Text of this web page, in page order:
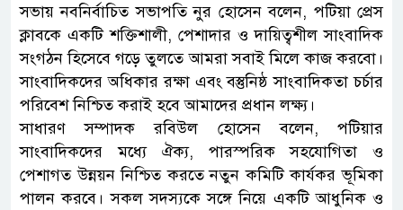
সভায় নবনির্বাচিত সভাপতি নুর হোসেন বলেন, পটিয়া প্রেস
ক্লাবকে একটি শক্তিশালী, পেশাদার ও দায়িত্বশীল সাংবাদিক
সংগঠন হিসেবে গড়ে তুলতে আমরা সবাই মিলে কাজ করবো।
সাংবাদিকদের অধিকার রক্ষা এবং বস্তুনিষ্ঠ সাংবাদিকতা চর্চার
পরিবেশ নিশ্চিত করাই হবে আমাদের প্রধান লক্ষ্য।
সাধারণ সম্পাদক রবিউল হোসেন বলেন, পটিয়ার
সাংবাদিকদের মধ্যে ঐক্য, পারস্পরিক সহযোগিতা ও
পেশাগত উন্নয়ন নিশ্চিত করতে নতুন কমিটি কার্যকর ভূমিকা
পালন করবে। সকল সদস্যকে সঙ্গে নিয়ে একটি আধুনিক ও